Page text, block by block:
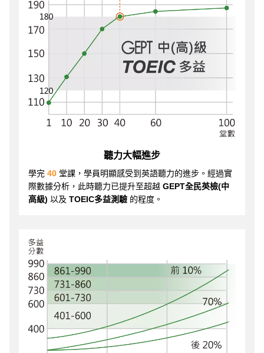
聽力大幅進步
學完 40 堂課，學員明顯感受到英語聽力的進步。經過實
際數據分析，此時聽力已提升至超越 GEPT全民英檢(中
高級) 以及 TOEIC多益測驗 的程度。